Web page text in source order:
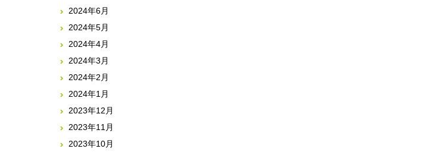
2024年6月
2024年5月
2024年4月
2024年3月
2024年2月
2024年1月
2023年12月
2023年11月
2023年10月